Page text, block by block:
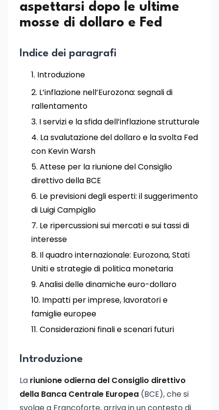
aspettarsi dopo le ultime
mosse di dollaro e Fed
Indice dei paragrafi
Introduzione
L’inflazione nell’Eurozona: segnali di
rallentamento
I servizi e la sfida dell’inflazione strutturale
La svalutazione del dollaro e la svolta Fed
con Kevin Warsh
Attese per la riunione del Consiglio
direttivo della BCE
Le previsioni degli esperti: il suggerimento
di Luigi Campiglio
Le ripercussioni sui mercati e sui tassi di
interesse
Il quadro internazionale: Eurozona, Stati
Uniti e strategie di politica monetaria
Analisi delle dinamiche euro-dollaro
Impatti per imprese, lavoratori e
famiglie europee
Considerazioni finali e scenari futuri
Introduzione
La riunione odierna del Consiglio direttivo
della Banca Centrale Europea (BCE), che si